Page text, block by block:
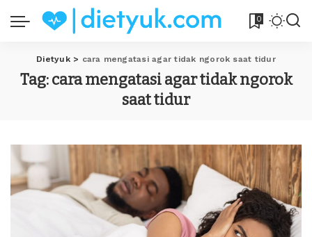
0
Dietyuk> cara mengatasi agar tidak ngorok saat tidur
Tag:cara mengatasi agar tidak ngorok
saat tidur